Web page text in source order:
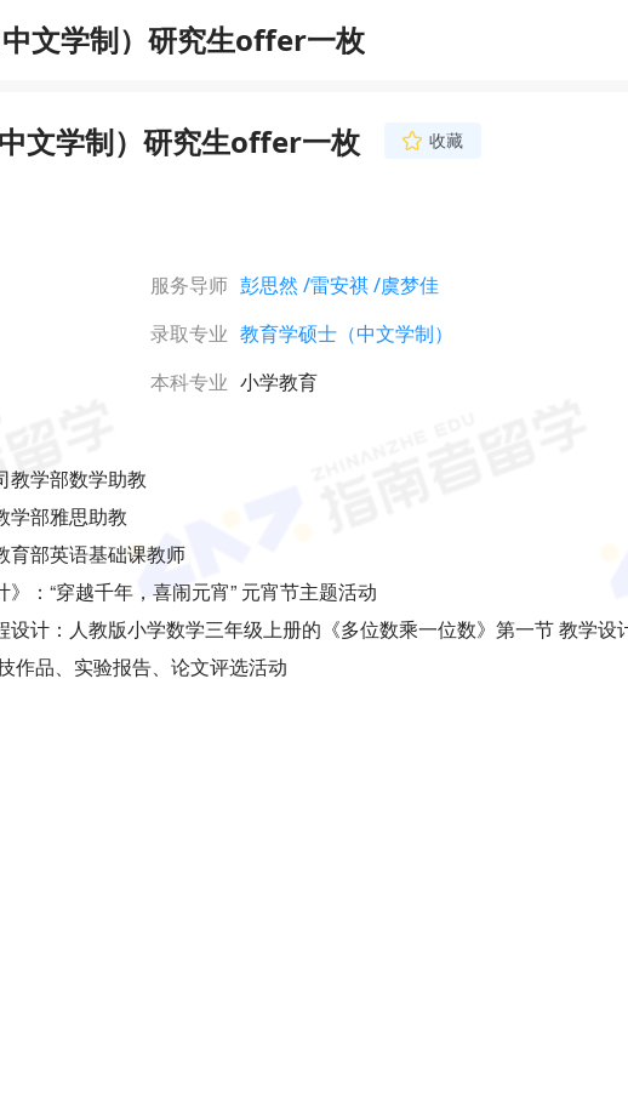
文学制）研究生offer一枚
文学制）研究生offer一枚
收藏
服务导师 彭思然 /雷安祺/虞梦佳
录取专业 教育学硕士（中文学制）
本科专业 小学教育
教学部数学助教
学部雅思助教
育部英语基础课教师
：“穿越千年，喜闹元宵” 元宵节主题活动
设计：人教版小学数学三年级上册的《多位数乘一位数》第一节 教学设
作品、实验报告、论文评选活动